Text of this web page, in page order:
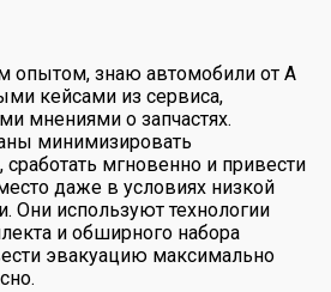
опытом, знаю автомобили от А
кейсами из сервиса,
мнениями о запчастях.
минимизировать
мгновенно и привести
даже в условиях низкой
Они используют технологии
и обширного набора
эвакуацию максимально